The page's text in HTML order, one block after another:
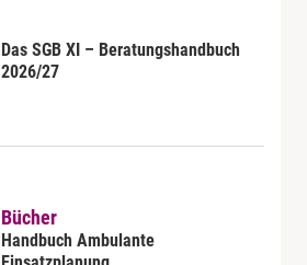
Das SGB XI – Beratungshandbuch
2026/27
Bücher
Handbuch Ambulante